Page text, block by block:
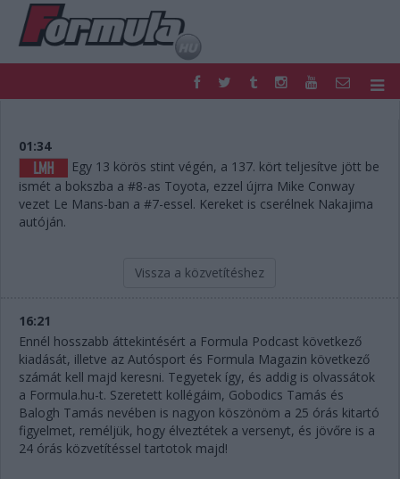
FORMULA
NEMZETKÖZI
HAZAI
RETRO
EGYÉB
PODCAST
SHOP
LIVE
01:34
Egy 13 körös stint végén, a 137. kört teljesítve jött be
ismét a bokszba a #8-as Toyota, ezzel újrra Mike Conway
vezet Le Mans-ban a #7-essel. Kereket is cserélnek Nakajima
autóján.
Vissza a közvetítéshez
16:21
Ennél hosszabb áttekintésért a Formula Podcast következő
kiadását, illetve az Autósport és Formula Magazin következő
számát kell majd keresni. Tegyetek így, és addig is olvassátok
a Formula.hu-t. Szeretett kollégáim, Gobodics Tamás és
Balogh Tamás nevében is nagyon köszönöm a 25 órás kitartó
figyelmet, reméljük, hogy élveztétek a versenyt, és jövőre is a
24 órás közvetítéssel tartotok majd!